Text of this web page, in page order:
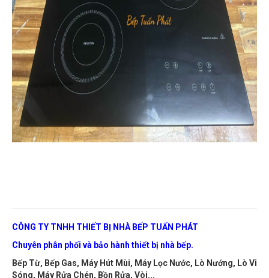
CÔNG TY TNHH THIẾT BỊ NHÀ BẾP TUẤN PHÁT
Chuyên phân phối và bảo hành thiết bị nhà bếp.
Bếp Từ, Bếp Gas, Máy Hút Mùi, Máy Lọc Nước, Lò Nướng, Lò Vi
Sóng, Máy Rửa Chén, Bồn Rửa, Vòi...